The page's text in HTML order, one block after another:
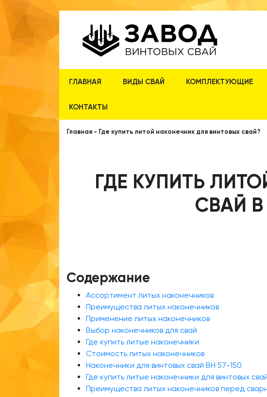
ГЛАВНАЯ ВИДЫ СВАЙ КОМПЛЕКТУЮЩИЕ
КОНТАКТЫ
Главная - Где купить литой наконечник для винтовых свай?
ГДЕ КУПИТЬ
СВАЙ
Содержание
Ассортимент литых наконечников
Преимущества литых наконечников
Применение литых наконечников
Выбор наконечников для свай
Где купить литые наконечники
Стоимость литых наконечников
Наконечники для винтовых свай ВН 57-150
Где купить литые наконечники для винтовых
Преимущества литых наконечников перед